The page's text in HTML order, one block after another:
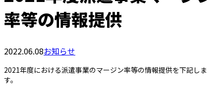
率等の情報提供
2022.06.08お知らせ
2021年度における派遣事業のマージン率等の情報提供を下記しま
す。